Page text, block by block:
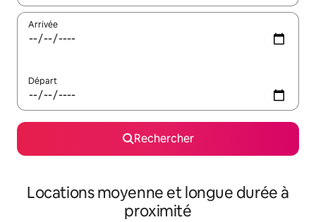
Arrivée
Départ
Rechercher
Locations moyenne et longue durée à
proximité